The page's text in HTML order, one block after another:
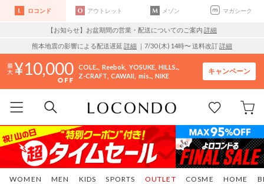
ロコンド アウトレット メゾン マガシーク
【お知らせ】お盆期間の営業・配送についてのご案内 詳細
熊本地震の影響による配送遅延 詳細 ｜7/30 (木) 14時〜 送料改訂詳細
10,000 COLE.. Reebok YOSUKE HILLS..
Z-CRAFT CAWAII mis.. NIKE
キャンペーン
WOMEN MEN KIDS SPORTS COSME HOME
OUTLET